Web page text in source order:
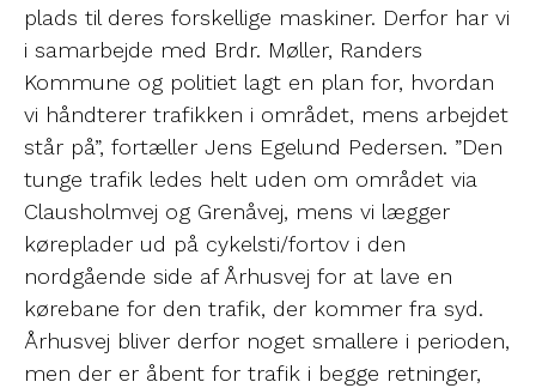
plads til deres forskellige maskiner. Derfor har vi
i samarbejde med Brdr. Møller, Randers
Kommune og politiet lagt en plan for, hvordan
vi håndterer trafikken i området, mens arbejdet
står på”, fortæller Jens Egelund Pedersen. ”Den
tunge trafik ledes helt uden om området via
Clausholmvej og Grenåvej, mens vi lægger
køreplader ud på cykelsti/fortov i den
nordgående side af Århusvej for at lave en
kørebane for den trafik, der kommer fra syd.
Århusvej bliver derfor noget smallere i perioden,
men der er åbent for trafik i begge retninger,